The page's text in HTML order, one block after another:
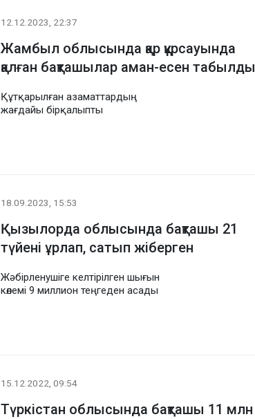
12.12.2023, 22:37
Жамбыл облысында қар құрсауында
қалған бақташылар аман-есен табылды
Құтқарылған азаматтардың
жағдайы бірқалыпты
18.09.2023, 15:53
Қызылорда облысында бақташы 21
түйені ұрлап, сатып жіберген
Жәбірленушіге келтірілген шығын
көлемі 9 миллион теңгеден асады
15.12.2022, 09:54
Түркістан облысында бақташы 11 млн